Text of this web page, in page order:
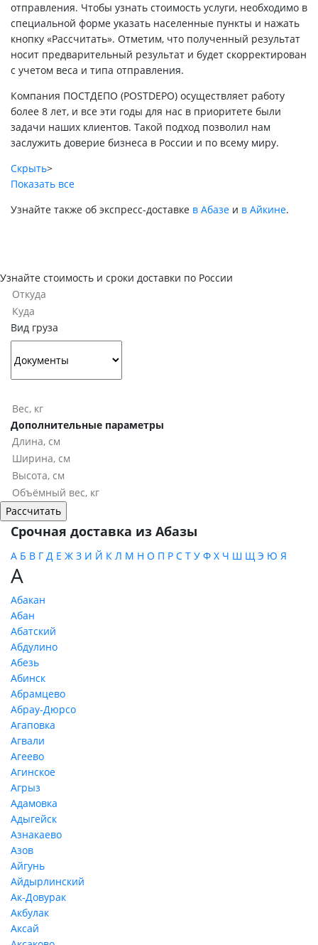
отправления. Чтобы узнать стоимость услуги, необходимо в
специальной форме указать населенные пункты и нажать
кнопку «Рассчитать». Отметим, что полученный результат
носит предварительный результат и будет скорректирован
с учетом веса и типа отправления.
Компания ПОСТДЕПО (POSTDEPO) осуществляет работу
более 8 лет, и все эти годы для нас в приоритете были
задачи наших клиентов. Такой подход позволил нам
заслужить доверие бизнеса в России и по всему миру.
Скрыть>
Показать все
Узнайте также об экспресс-доставке в Абазе и в Айкине.
Узнайте стоимость и сроки доставки по России
Вид груза
Дополнительные параметры
Срочная доставка из Абазы
А Б В Г Д Е Ж З И Й К Л М Н О П Р С Т У Ф Х Ч Ш Щ Э Ю Я
А
Абакан
Абан
Абатский
Абдулино
Абезь
Абинск
Абрамцево
Абрау-Дюрсо
Агаповка
Агвали
Агеево
Агинское
Агрыз
Адамовка
Адыгейск
Азнакаево
Азов
Айгунь
Айдырлинский
Ак-Довурак
Акбулак
Аксай